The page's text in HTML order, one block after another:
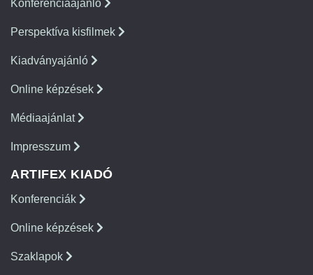
Konferenciaajánló
Perspektíva kisfilmek
Kiadványajánló
Online képzések
Médiaajánlat
Impresszum
ARTIFEX KIADÓ
Konferenciák
Online képzések
Szaklapok